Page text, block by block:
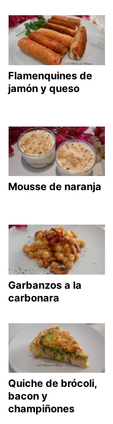
Flamenquines de
jamón y queso
Mousse de naranja
Garbanzos a la
carbonara
Quiche de brócoli,
bacon y
champiñones